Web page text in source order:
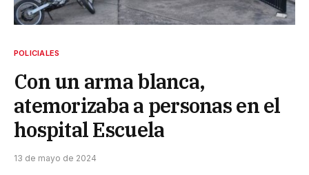
POLICIALES
Con un arma blanca,
atemorizaba a personas en el
hospital Escuela
13 de mayo de 2024